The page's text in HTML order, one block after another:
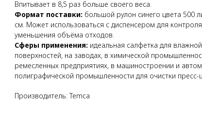
Впитывает в 8,5 раз больше своего веса.
Формат поставки: большой рулон синего цвета 500
см. Может использоваться с диспенсером для
уменьшения объёма отходов.
Сферы применения: идеальная салфетка для
поверхностей, на заводах, в химической
ремесленных предприятиях, в машиностроении и
полиграфической промышленности для очистки пресс-
Производитель: Temca